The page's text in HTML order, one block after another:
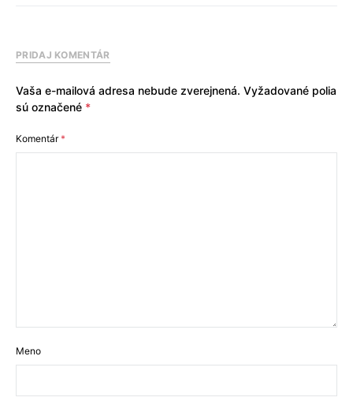
PRIDAJ KOMENTÁR
Vaša e-mailová adresa nebude zverejnená. Vyžadované polia
sú označené *
Komentár*
Meno